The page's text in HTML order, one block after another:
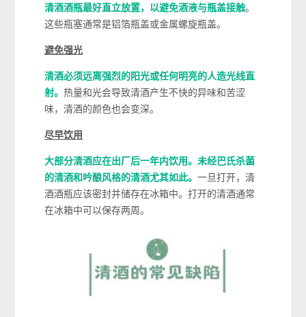
清酒酒瓶最好直立放置，以避免酒液与瓶盖接触。
这些瓶塞通常是铝箔瓶盖或金属螺旋瓶盖。
避免强光
清酒必须远离强烈的阳光或任何明亮的人造光线直
射。热量和光会导致清酒产生不快的异味和苦涩
味，清酒的颜色也会变深。
尽早饮用
大部分清酒应在出厂后一年内饮用。未经巴氏杀菌
的清酒和吟酿风格的清酒尤其如此。一旦打开，清
酒酒瓶应该密封并储存在冰箱中。打开的清酒通常
在冰箱中可以保存两周。